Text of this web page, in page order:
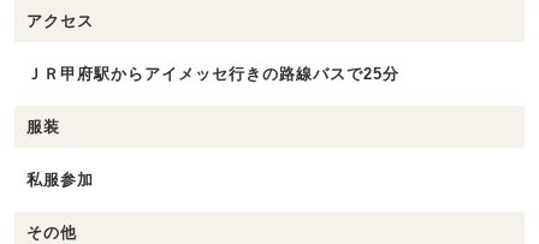
アクセス
ＪＲ甲府駅からアイメッセ行きの路線バスで25分
服装
私服参加
その他